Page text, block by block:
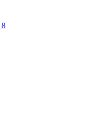
8